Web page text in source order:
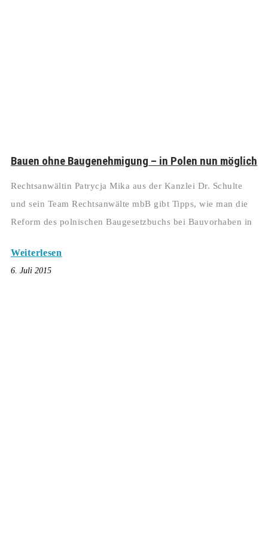
Bauen ohne Baugenehmigung – in Polen nun möglich
Rechtsanwältin Patrycja Mika aus der Kanzlei Dr. Schulte
und sein Team Rechtsanwälte mbB gibt Tipps, wie man die
Reform des polnischen Baugesetzbuchs bei Bauvorhaben in
Weiterlesen
6. Juli 2015